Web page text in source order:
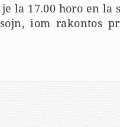
la 17.00 horo en la
iom rakontos